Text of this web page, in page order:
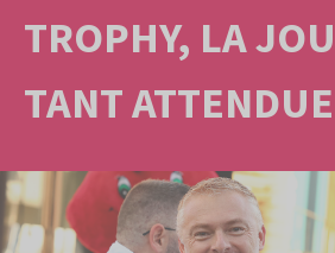
TROPHY, LA
TANT